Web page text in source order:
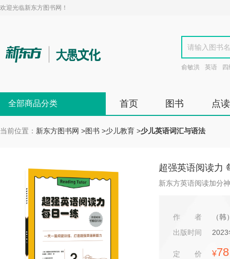
欢迎光临新东方图书网！
俞敏洪 英语
全部商品分类 首页 图书 点
当前位置： 新东方图书网 >图书 >少儿教育 >少儿英语词汇与语法
超强英语阅读力
新东方英语阅读加分
作者
（
出版时间
定价 ¥